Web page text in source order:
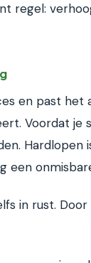
regel:
en past het
Voordat je
Hardlopen
een
in rust.